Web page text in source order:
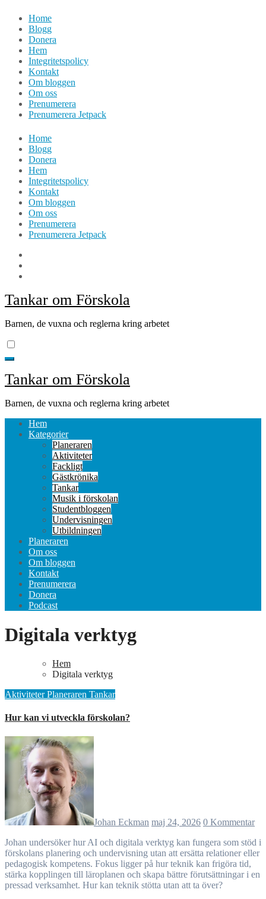
Hoppa
innehåll
Home
Blogg
Donera
Hem
Integritetspolicy
Kontakt
Om bloggen
Om oss
Prenumerera
Prenumerera Jetpack
Home
Blogg
Donera
Hem
Integritetspolicy
Kontakt
Om bloggen
Om oss
Prenumerera
Prenumerera Jetpack
Tankar om Förskola
Barnen, de vuxna och reglerna kring arbetet
Tankar om Förskola
Barnen, de vuxna och reglerna kring arbetet
Hem
Kategorier
Planeraren
Aktiviteter
Fackligt
Gästkrönika
Tankar
Musik i förskolan
Studentbloggen
Undervisningen
Utbildningen
Planeraren
Om oss
Om bloggen
Kontakt
Prenumerera
Donera
Podcast
Digitala verktyg
Hem
Digitala verktyg
AktiviteterPlaneraren Tankar
Hur kan vi utveckla förskolan?
Johan Eckman maj 24, 2026 0 Kommentar
Johan undersöker hur AI och digitala verktyg kan fungera som stöd i
förskolans planering och undervisning utan att ersätta relationer eller
pedagogisk kompetens. Fokus ligger på hur teknik kan frigöra tid,
stärka kopplingen till läroplanen och skapa bättre förutsättningar i en
pressad verksamhet. Hur kan teknik stötta utan att ta över?